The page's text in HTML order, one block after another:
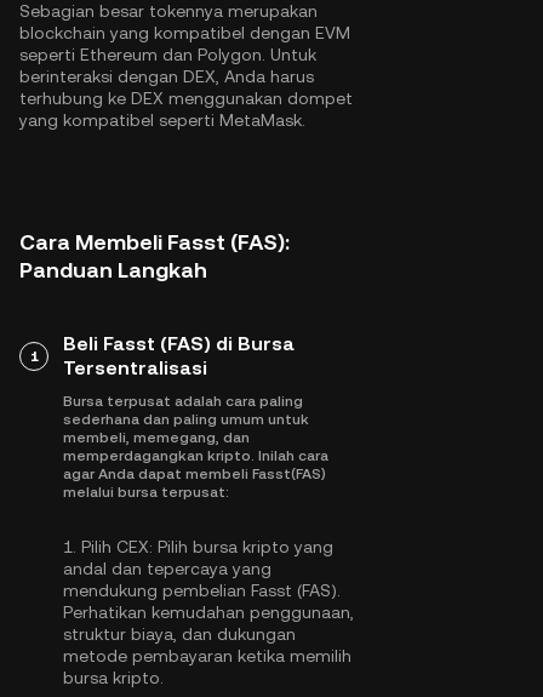
Sebagian besar tokennya merupakan
blockchain yang kompatibel dengan EVM
seperti Ethereum dan Polygon . Untuk
berinteraksi dengan DEX, Anda harus
terhubung ke DEX menggunakan dompet
yang kompatibel seperti MetaMask.
Cara Membeli Fasst (FAS):
Panduan Langkah
1
Beli Fasst (FAS) di Bursa
Tersentralisasi
Bursa terpusat adalah cara paling
sederhana dan paling umum untuk
membeli, memegang, dan
memperdagangkan kripto. Inilah cara
agar Anda dapat membeli Fasst(FAS)
melalui bursa terpusat:
1. Pilih CEX: Pilih bursa kripto yang
andal dan tepercaya yang
mendukung pembelian Fasst (FAS).
Perhatikan kemudahan penggunaan,
struktur biaya, dan dukungan
metode pembayaran ketika memilih
bursa kripto.